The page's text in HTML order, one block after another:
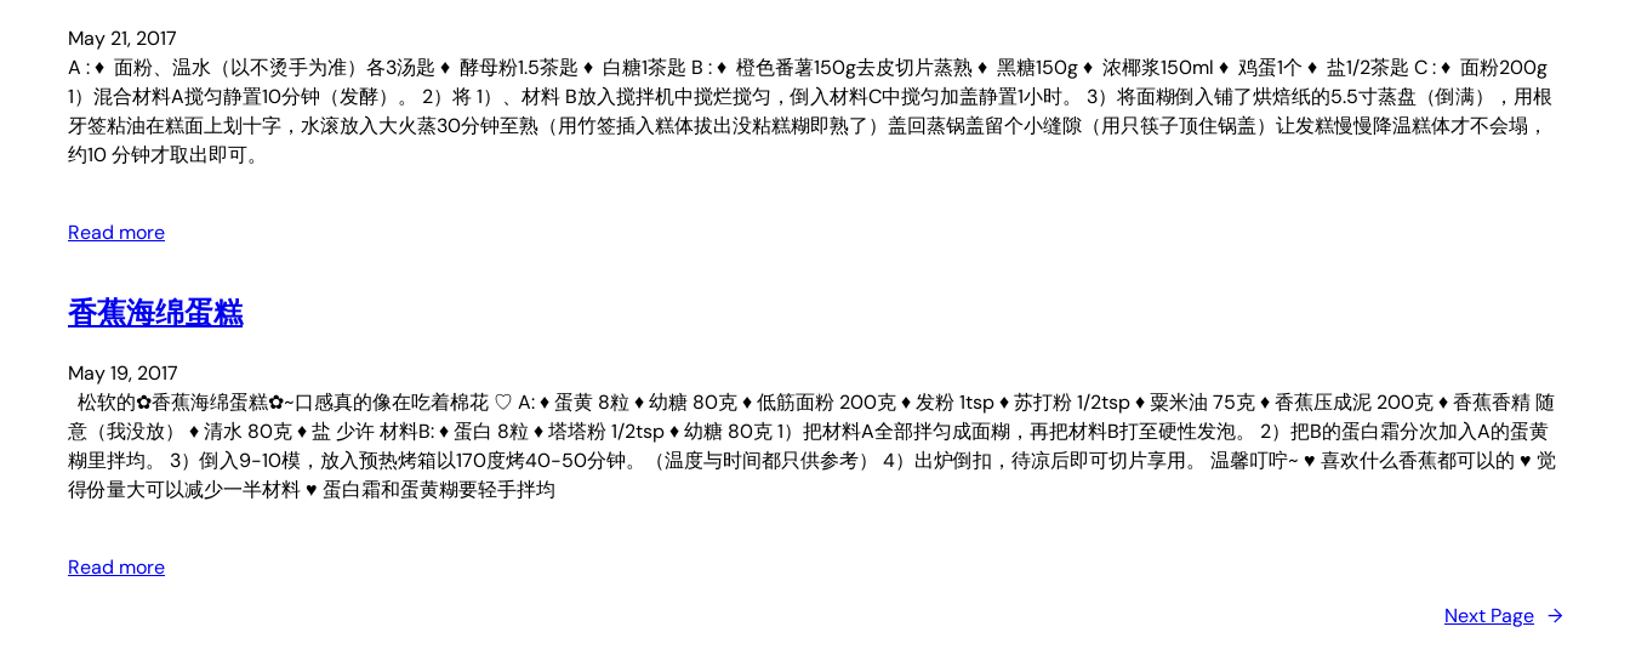
May 21, 2017
A : ♦ 面粉、温水（以不烫手为准）各3汤匙 ♦ 酵母粉1.5茶匙 ♦ 白糖1茶匙 B : ♦ 橙色番薯150g去皮切片蒸熟 ♦ 黑糖150g ♦ 浓椰浆150ml ♦ 鸡蛋1个 ♦ 盐1/2茶匙 C : ♦ 面粉200g
1）混合材料A搅匀静置10分钟（发酵）。 2）将 1）、材料 B放入搅拌机中搅烂搅匀，倒入材料C中搅匀加盖静置1小时。 3）将面糊倒入铺了烘焙纸的5.5寸蒸盘（倒满），用根
牙签粘油在糕面上划十字，水滚放入大火蒸30分钟至熟（用竹签插入糕体拔出没粘糕糊即熟了）盖回蒸锅盖留个小缝隙（用只筷子顶住锅盖）让发糕慢慢降温糕体才不会塌，
约10 分钟才取出即可。
Read more
香蕉海绵蛋糕
May 19, 2017
松软的✿香蕉海绵蛋糕✿~口感真的像在吃着棉花 ♡ A: ♦ 蛋黄 8粒 ♦ 幼糖 80克 ♦ 低筋面粉 200克 ♦ 发粉 1tsp ♦ 苏打粉 1/2tsp ♦ 粟米油 75克 ♦ 香蕉压成泥 200克 ♦ 香蕉香精 随
意（我没放） ♦ 清水 80克 ♦ 盐 少许 材料B: ♦ 蛋白 8粒 ♦ 塔塔粉 1/2tsp ♦ 幼糖 80克 1）把材料A全部拌匀成面糊，再把材料B打至硬性发泡。 2）把B的蛋白霜分次加入A的蛋黄
糊里拌均。 3）倒入9-10模，放入预热烤箱以170度烤40-50分钟。（温度与时间都只供参考） 4）出炉倒扣，待凉后即可切片享用。 温馨叮咛~ ♥ 喜欢什么香蕉都可以的 ♥ 觉
得份量大可以减少一半材料 ♥ 蛋白霜和蛋黄糊要轻手拌均
Read more
Next Page →